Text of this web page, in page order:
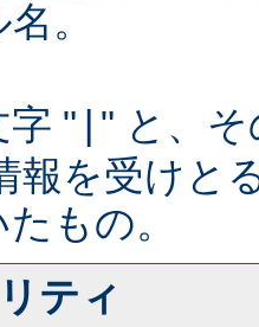
。
字 " " と、
報を受けと
もの。
ティ